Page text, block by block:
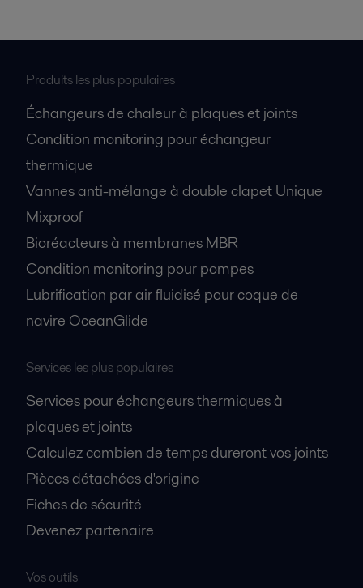
Produits les plus populaires
Échangeurs de chaleur à plaques et joints
Condition monitoring pour échangeur
thermique
Vannes anti-mélange à double clapet Unique
Mixproof
Bioréacteurs à membranes MBR
Condition monitoring pour pompes
Lubrification par air fluidisé pour coque de
navire OceanGlide
Services les plus populaires
Services pour échangeurs thermiques à
plaques et joints
Calculez combien de temps dureront vos joints
Pièces détachées d'origine
Fiches de sécurité
Devenez partenaire
Vos outils